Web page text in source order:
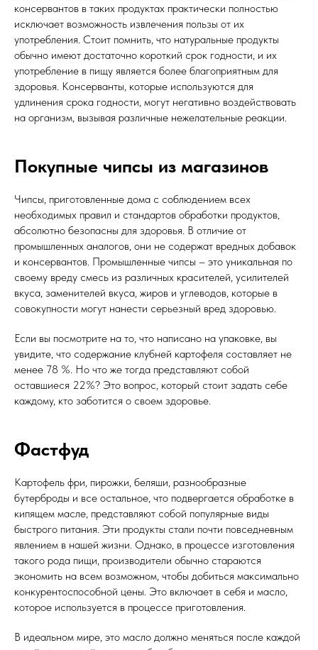
консервантов в таких продуктах практически полностью
исключает возможность извлечения пользы от их
употребления. Стоит помнить, что натуральные продукты
обычно имеют достаточно короткий срок годности, и их
употребление в пищу является более благоприятным для
здоровья. Консерванты, которые используются для
удлинения срока годности, могут негативно воздействовать
на организм, вызывая различные нежелательные реакции.
Покупные чипсы из магазинов
Чипсы, приготовленные дома с соблюдением всех
необходимых правил и стандартов обработки продуктов,
абсолютно безопасны для здоровья. В отличие от
промышленных аналогов, они не содержат вредных добавок
и консервантов. Промышленные чипсы – это уникальная по
своему вреду смесь из различных красителей, усилителей
вкуса, заменителей вкуса, жиров и углеводов, которые в
совокупности могут нанести серьезный вред здоровью.
Если вы посмотрите на то, что написано на упаковке, вы
увидите, что содержание клубней картофеля составляет не
менее 78 %. Но что же тогда представляют собой
оставшиеся 22%? Это вопрос, который стоит задать себе
каждому, кто заботится о своем здоровье.
Фастфуд
Картофель фри, пирожки, беляши, разнообразные
бутерброды и все остальное, что подвергается обработке в
кипящем масле, представляют собой популярные виды
быстрого питания. Эти продукты стали почти повседневным
явлением в нашей жизни. Однако, в процессе изготовления
такого рода пищи, производители обычно стараются
экономить на всем возможном, чтобы добиться максимально
конкурентоспособной цены. Это включает в себя и масло,
которое используется в процессе приготовления.
В идеальном мире, это масло должно меняться после каждой